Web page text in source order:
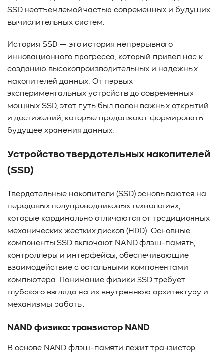
SSD неотъемлемой частью современных и будущих
вычислительных систем.
История SSD — это история непрерывного
инновационного прогресса, который привел нас к
созданию высокопроизводительных и надежных
накопителей данных. От первых
экспериментальных устройств до современных
мощных SSD, этот путь был полон важных открытий
и достижений, которые продолжают формировать
будущее хранения данных.
Устройство твердотельных накопителей
(SSD)
Твердотельные накопители (SSD) основываются на
передовых полупроводниковых технологиях,
которые кардинально отличаются от традиционных
механических жестких дисков (HDD). Основные
компоненты SSD включают NAND флэш-память,
контроллеры и интерфейсы, обеспечивающие
взаимодействие с остальными компонентами
компьютера. Понимание физики SSD требует
глубокого взгляда на их внутреннюю архитектуру и
механизмы работы.
NAND физика: транзистор NAND
В основе NAND флэш-памяти лежит транзистор